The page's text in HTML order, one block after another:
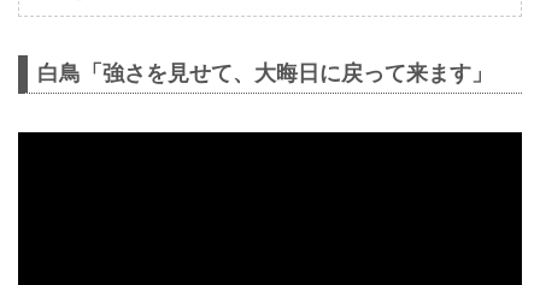
白鳥「強さを見せて、大晦日に戻って来ます」